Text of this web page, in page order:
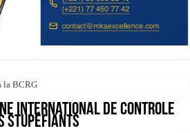
la BCRG
international de contrôle
stupéfiants